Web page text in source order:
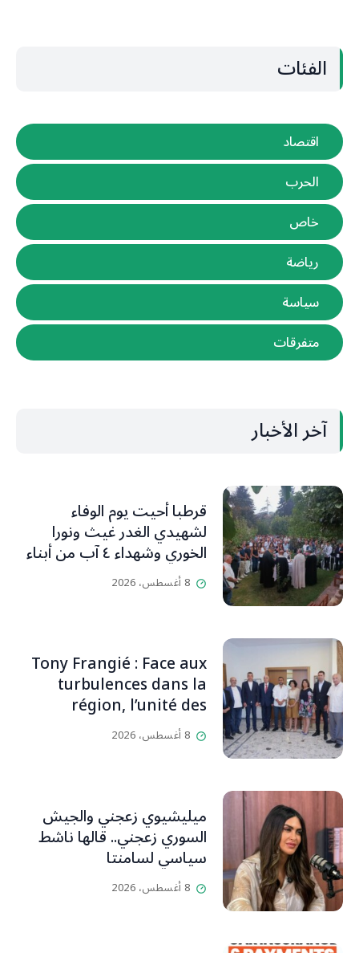
الفئات
اقتصاد
الحرب
خاص
رياضة
سياسة
متفرقات
آخر الأخبار
قرطبا أحيت يوم الوفاء
لشهيدي الغدر غيث ونورا
الخوري وشهداء ٤ آب من أبناء
البلدة.. كارين الخوري افرام: لقد
كان بيتنا، بوجود والدي، ينبض
إقفاله لكنه لم يستطع لأنه
بيت رسالة وتاريخ وإيمان وقيم
مستمرة (صور وVideo)
8 أغسطس، 2026
Tony Frangié : Face aux
turbulences dans la
région, l’unité des
Libanais est primordiale
L’OLJ / Par Scarlett
8 أغسطس، 2026
ميليشيوي زعجني والجيش
السوري زعجني.. قالها ناشط
سياسي لسامنتا
8 أغسطس، 2026